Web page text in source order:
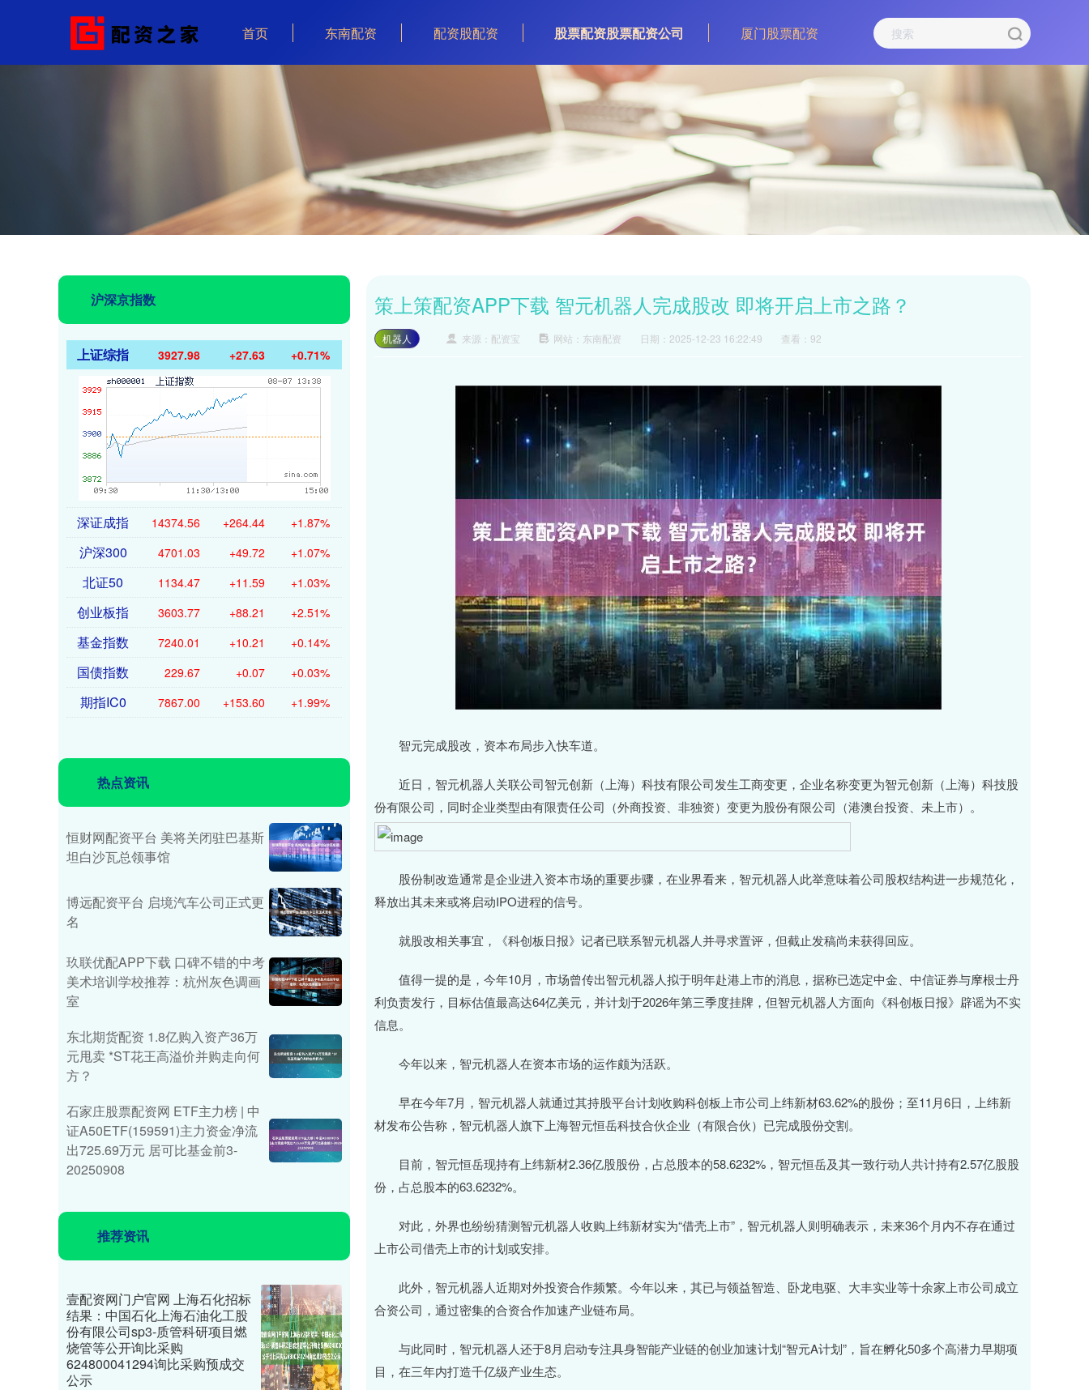
首页 东南配资 配资股配资 股票配资股票配资公司 厦门股票配资
策上策配资APP下载 智元机器人完成股改 即将开启上市之路？
机器人 来源：配资宝 网站：东南配资 日期：2025-12-23 16:22:49 查看：92
智元完成股改，资本布局步入快车道。
近日，智元机器人关联公司智元创新（上海）科技有限公司发生工商变更，企业名称变更为智元创新（上海）科技股
份有限公司，同时企业类型由有限责任公司（外商投资、非独资）变更为股份有限公司（港澳台投资、未上市）。
股份制改造通常是企业进入资本市场的重要步骤，在业界看来，智元机器人此举意味着公司股权结构进一步规范化，
释放出其未来或将启动IPO进程的信号。
就股改相关事宜，《科创板日报》记者已联系智元机器人并寻求置评，但截止发稿尚未获得回应。
值得一提的是，今年10月，市场曾传出智元机器人拟于明年赴港上市的消息，据称已选定中金、中信证券与摩根士丹
利负责发行，目标估值最高达64亿美元，并计划于2026年第三季度挂牌，但智元机器人方面向《科创板日报》辟谣为不实
信息。
今年以来，智元机器人在资本市场的运作颇为活跃。
早在今年7月，智元机器人就通过其持股平台计划收购科创板上市公司上纬新材63.62%的股份；至11月6日，上纬新
材发布公告称，智元机器人旗下上海智元恒岳科技合伙企业（有限合伙）已完成股份交割。
目前，智元恒岳现持有上纬新材2.36亿股股份，占总股本的58.6232%，智元恒岳及其一致行动人共计持有2.57亿股股
份，占总股本的63.6232%。
对此，外界也纷纷猜测智元机器人收购上纬新材实为“借壳上市”，智元机器人则明确表示，未来36个月内不存在通过
上市公司借壳上市的计划或安排。
此外，智元机器人近期对外投资合作频繁。今年以来，其已与领益智造、卧龙电驱、大丰实业等十余家上市公司成立
合资公司，通过密集的合资合作加速产业链布局。
与此同时，智元机器人还于8月启动专注具身智能产业链的创业加速计划“智元A计划”，旨在孵化50多个高潜力早期项
目，在三年内打造千亿级产业生态。
沪深京指数
上证综指 3927.98 +27.63 +0.71%
深证成指 14374.56 +264.44 +1.87%
沪深300 4701.03 +49.72 +1.07%
北证50 1134.47 +11.59 +1.03%
创业板指 3603.77 +88.21 +2.51%
基金指数 7240.01 +10.21 +0.14%
国债指数 229.67 +0.07 +0.03%
期指IC0 7867.00 +153.60 +1.99%
热点资讯
恒财网配资平台 美将关闭驻巴基斯
坦白沙瓦总领事馆
博远配资平台 启境汽车公司正式更
名
玖联优配APP下载 口碑不错的中考
美术培训学校推荐：杭州灰色调画
室
东北期货配资 1.8亿购入资产36万
元甩卖 *ST花王高溢价并购走向何
方？
石家庄股票配资网 ETF主力榜 | 中
证A50ETF(159591)主力资金净流
出725.69万元 居可比基金前3-
20250908
推荐资讯
壹配资网门户官网 上海石化招标
结果：中国石化上海石油化工股
份有限公司sp3-质管科研项目燃
烧管等公开询比采购
624800041294询比采购预成交
公示